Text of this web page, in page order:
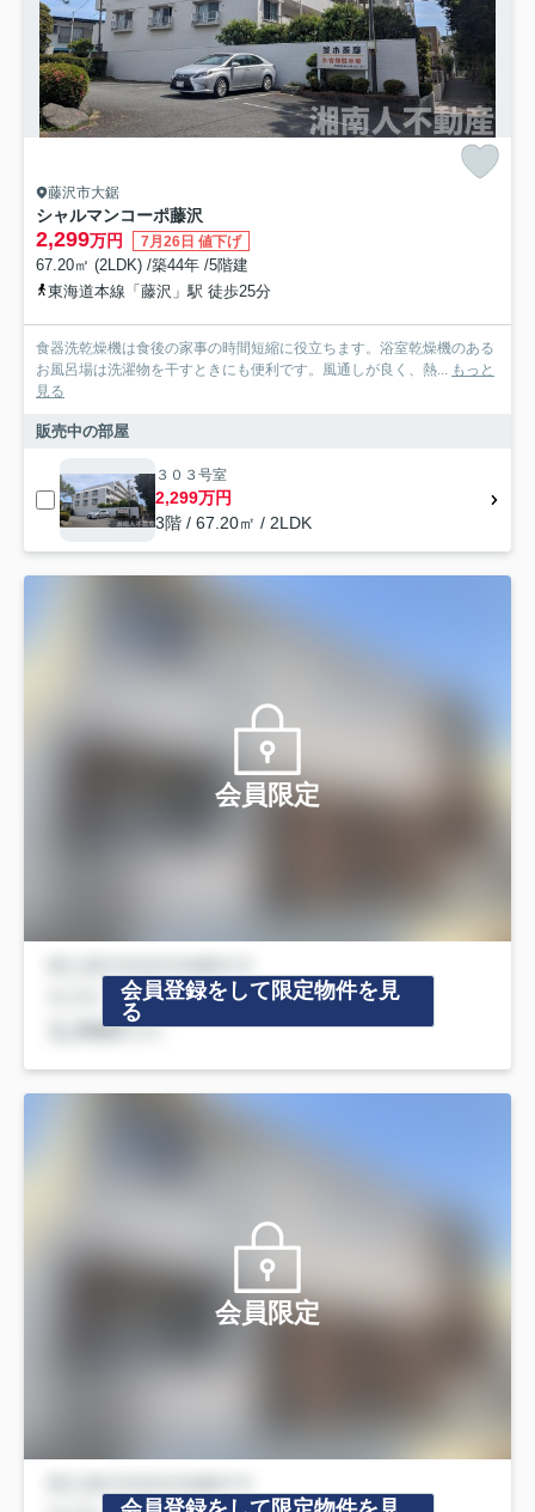
藤沢市大鋸
シャルマンコーポ藤沢
2,299万円 7月26日 値下げ
67.20㎡ (2LDK) /築44年 /5階建
東海道本線「藤沢」駅 徒歩25分
食器洗乾燥機は食後の家事の時間短縮に役立ちます。浴室乾燥機のある
お風呂場は洗濯物を干すときにも便利です。風通しが良く、熱... もっと
見る
販売中の部屋
３０３号室
2,299万円
3階 / 67.20㎡ / 2LDK
会員限定
会員登録をして限定物件を見
る
会員限定